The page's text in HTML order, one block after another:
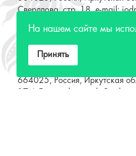
ОТДЕЛ "РЕМЕСЛЕННОЕ
664025, Россия, Иркутская
тел.: 8 (3952) 48-71-30
МИНИСТЕРСТВО
На нашем сайте мы
Принять